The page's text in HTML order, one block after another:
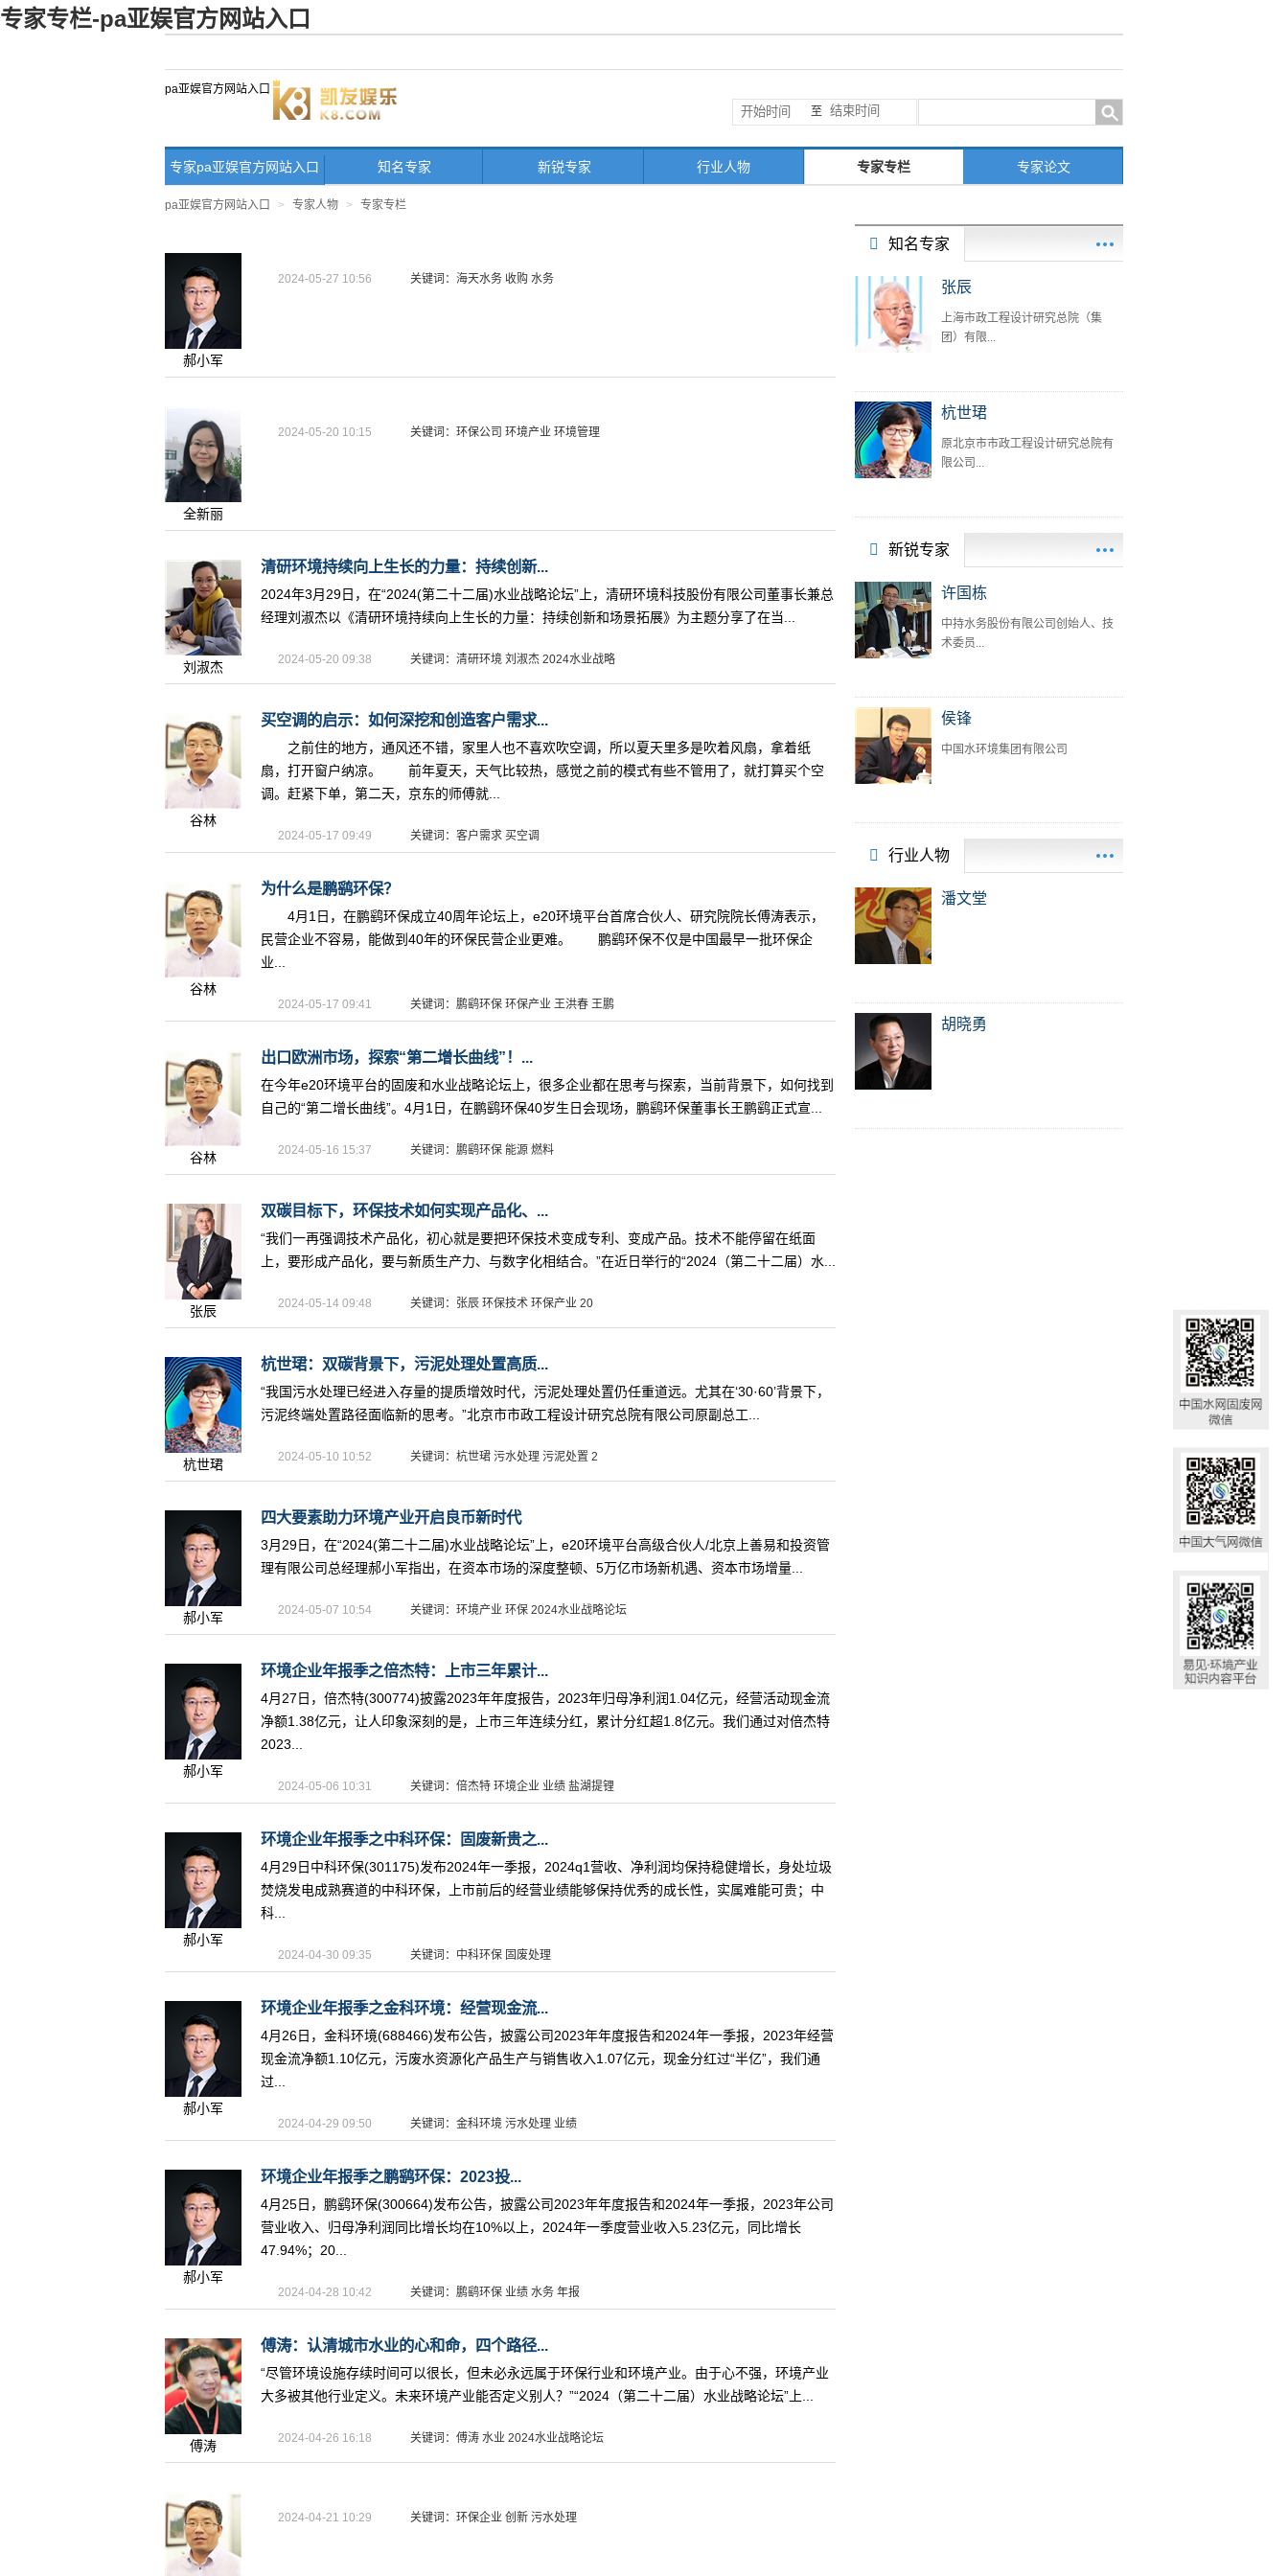
专家专栏-pa亚娱官方网站入口
pa亚娱官方网站入口
至
专家pa亚娱官方网站入口
首页
知名专家 新锐专家 行业人物 专家专栏 专家论文
pa亚娱官方网站入口 > 专家人物 > 专家专栏
知名专家
张辰
上海市政工程设计研究总院（集
团）有限...
杭世珺
原北京市市政工程设计研究总院有
限公司...
新锐专家
许国栋
中持水务股份有限公司创始人、技
术委员...
侯锋
中国水环境集团有限公司
行业人物
潘文堂
胡晓勇
郝小军
2024-05-27 10:56 关键词：海天水务 收购 水务
全新丽
2024-05-20 10:15 关键词：环保公司 环境产业 环境管理
刘淑杰
清研环境持续向上生长的力量：持续创新...
2024年3月29日，在“2024(第二十二届)水业战略论坛”上，清研环境科技股份有限公司董事长兼总
经理刘淑杰以《清研环境持续向上生长的力量：持续创新和场景拓展》为主题分享了在当...
2024-05-20 09:38 关键词：清研环境 刘淑杰 2024水业战略
谷林
买空调的启示：如何深挖和创造客户需求...
之前住的地方，通风还不错，家里人也不喜欢吹空调，所以夏天里多是吹着风扇，拿着纸
扇，打开窗户纳凉。 前年夏天，天气比较热，感觉之前的模式有些不管用了，就打算买个空
调。赶紧下单，第二天，京东的师傅就...
2024-05-17 09:49 关键词：客户需求 买空调
谷林
为什么是鹏鹞环保？
4月1日，在鹏鹞环保成立40周年论坛上，e20环境平台首席合伙人、研究院院长傅涛表示，
民营企业不容易，能做到40年的环保民营企业更难。 鹏鹞环保不仅是中国最早一批环保企
业...
2024-05-17 09:41 关键词：鹏鹞环保 环保产业 王洪春 王鹏
谷林
出口欧洲市场，探索“第二增长曲线”！...
在今年e20环境平台的固废和水业战略论坛上，很多企业都在思考与探索，当前背景下，如何找到
自己的“第二增长曲线”。4月1日，在鹏鹞环保40岁生日会现场，鹏鹞环保董事长王鹏鹞正式宣...
2024-05-16 15:37 关键词：鹏鹞环保 能源 燃料
张辰
双碳目标下，环保技术如何实现产品化、...
“我们一再强调技术产品化，初心就是要把环保技术变成专利、变成产品。技术不能停留在纸面
上，要形成产品化，要与新质生产力、与数字化相结合。”在近日举行的“2024（第二十二届）水...
2024-05-14 09:48 关键词：张辰 环保技术 环保产业 20
杭世珺
杭世珺：双碳背景下，污泥处理处置高质...
“我国污水处理已经进入存量的提质增效时代，污泥处理处置仍任重道远。尤其在‘30·60’背景下，
污泥终端处置路径面临新的思考。”北京市市政工程设计研究总院有限公司原副总工...
2024-05-10 10:52 关键词：杭世珺 污水处理 污泥处置 2
郝小军
四大要素助力环境产业开启良币新时代
3月29日，在“2024(第二十二届)水业战略论坛”上，e20环境平台高级合伙人/北京上善易和投资管
理有限公司总经理郝小军指出，在资本市场的深度整顿、5万亿市场新机遇、资本市场增量...
2024-05-07 10:54 关键词：环境产业 环保 2024水业战略论坛
郝小军
环境企业年报季之倍杰特：上市三年累计...
4月27日，倍杰特(300774)披露2023年年度报告，2023年归母净利润1.04亿元，经营活动现金流
净额1.38亿元，让人印象深刻的是，上市三年连续分红，累计分红超1.8亿元。我们通过对倍杰特
2023...
2024-05-06 10:31 关键词：倍杰特 环境企业 业绩 盐湖提锂
郝小军
环境企业年报季之中科环保：固废新贵之...
4月29日中科环保(301175)发布2024年一季报，2024q1营收、净利润均保持稳健增长，身处垃圾
焚烧发电成熟赛道的中科环保，上市前后的经营业绩能够保持优秀的成长性，实属难能可贵；中
科...
2024-04-30 09:35 关键词：中科环保 固废处理
郝小军
环境企业年报季之金科环境：经营现金流...
4月26日，金科环境(688466)发布公告，披露公司2023年年度报告和2024年一季报，2023年经营
现金流净额1.10亿元，污废水资源化产品生产与销售收入1.07亿元，现金分红过“半亿”，我们通
过...
2024-04-29 09:50 关键词：金科环境 污水处理 业绩
郝小军
环境企业年报季之鹏鹞环保：2023投...
4月25日，鹏鹞环保(300664)发布公告，披露公司2023年年度报告和2024年一季报，2023年公司
营业收入、归母净利润同比增长均在10%以上，2024年一季度营业收入5.23亿元，同比增长
47.94%；20...
2024-04-28 10:42 关键词：鹏鹞环保 业绩 水务 年报
傅涛
傅涛：认清城市水业的心和命，四个路径...
“尽管环境设施存续时间可以很长，但未必永远属于环保行业和环境产业。由于心不强，环境产业
大多被其他行业定义。未来环境产业能否定义别人？”“2024（第二十二届）水业战略论坛”上...
2024-04-26 16:18 关键词：傅涛 水业 2024水业战略论坛
2024-04-21 10:29 关键词：环保企业 创新 污水处理